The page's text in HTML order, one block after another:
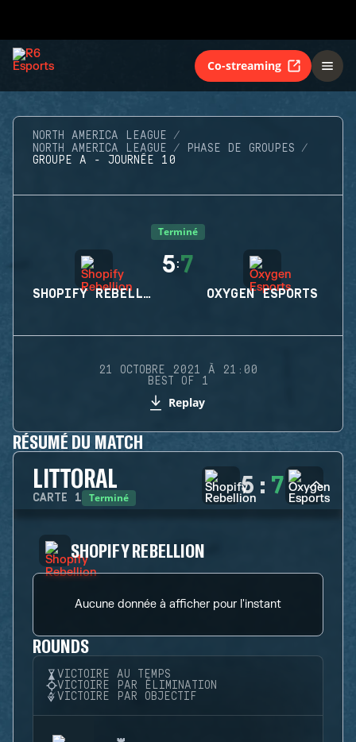
Co-streaming
NORTH AMERICA LEAGUE
NORTH AMERICA LEAGUE
PHASE DE GROUPES
GROUPE A - JOURNÉE 10
Terminé
SHOPIFY REBELLION
5:7
OXYGEN ESPORTS
21 OCTOBRE 2021 À 21:00
BEST OF 1
Replay
RÉSUMÉ DU MATCH
LITTORAL
CARTE 1 Terminé 5 : 7
SHOPIFY REBELLION
Aucune donnée à afficher pour l'instant
ROUNDS
VICTOIRE AU TEMPS
VICTOIRE PAR ÉLIMINATION
VICTOIRE PAR OBJECTIF